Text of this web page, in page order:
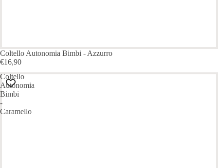
ESAURITO
Coltello Autonomia Bimbi - Azzurro
€16,90
Coltello
Autonomia
Bimbi
-
Caramello